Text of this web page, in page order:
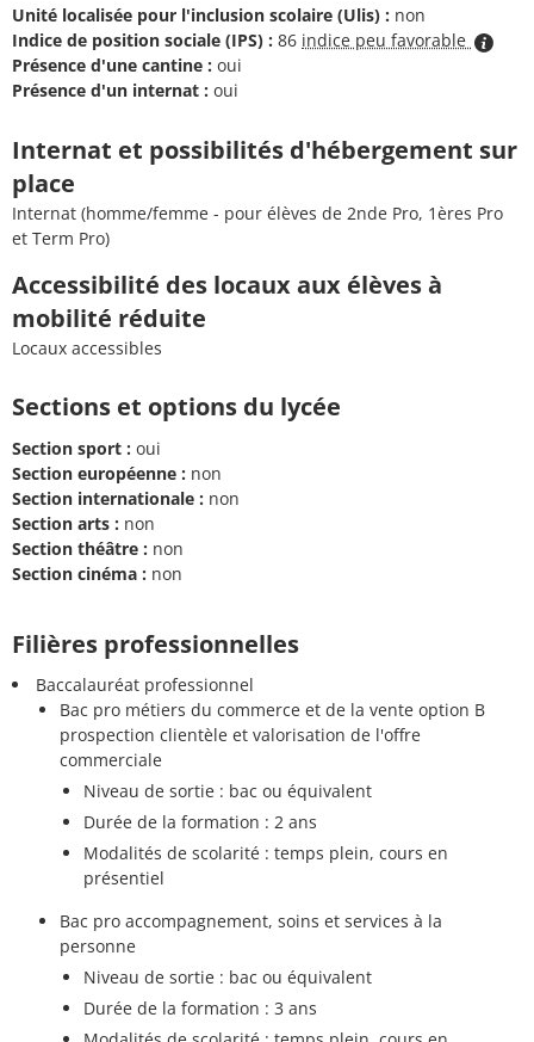
Unité localisée pour l'inclusion scolaire (Ulis) : non
Indice de position sociale (IPS) : 86 indice peu favorable
Présence d'une cantine : oui
Présence d'un internat : oui
Internat et possibilités d'hébergement sur
place
Internat (homme/femme - pour élèves de 2nde Pro, 1ères Pro
et Term Pro)
Accessibilité des locaux aux élèves à
mobilité réduite
Locaux accessibles
Sections et options du lycée
Section sport : oui
Section européenne : non
Section internationale : non
Section arts : non
Section théâtre : non
Section cinéma : non
Filières professionnelles
Baccalauréat professionnel
Bac pro métiers du commerce et de la vente option B
prospection clientèle et valorisation de l'offre
commerciale
Niveau de sortie : bac ou équivalent
Durée de la formation : 2 ans
Modalités de scolarité : temps plein, cours en
présentiel
Bac pro accompagnement, soins et services à la
personne
Niveau de sortie : bac ou équivalent
Durée de la formation : 3 ans